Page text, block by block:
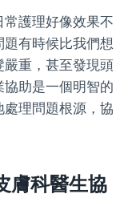
護理好像效果不
有時候比我們想
重，甚至發現頭
助是一個明智的
理問題根源，協
膚科醫生協